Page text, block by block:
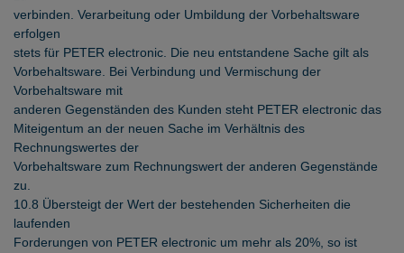
verbinden. Verarbeitung oder Umbildung der Vorbehaltsware
erfolgen
stets für PETER electronic. Die neu entstandene Sache gilt als
Vorbehaltsware. Bei Verbindung und Vermischung der
Vorbehaltsware mit
anderen Gegenständen des Kunden steht PETER electronic das
Miteigentum an der neuen Sache im Verhältnis des
Rechnungswertes der
Vorbehaltsware zum Rechnungswert der anderen Gegenstände
zu.
10.8 Übersteigt der Wert der bestehenden Sicherheiten die
laufenden
Forderungen von PETER electronic um mehr als 20%, so ist